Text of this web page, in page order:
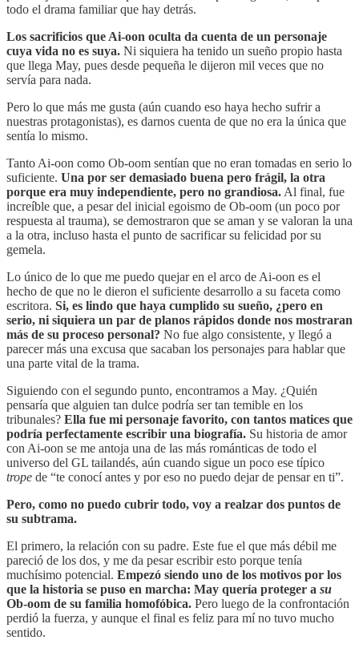
todo el drama familiar que hay detrás.
Los sacrificios que Ai-oon oculta da cuenta de un personaje
cuya vida no es suya. Ni siquiera ha tenido un sueño propio hasta
que llega May, pues desde pequeña le dijeron mil veces que no
servía para nada.
Pero lo que más me gusta (aún cuando eso haya hecho sufrir a
nuestras protagonistas), es darnos cuenta de que no era la única que
sentía lo mismo.
Tanto Ai-oon como Ob-oom sentían que no eran tomadas en serio lo
suficiente. Una por ser demasiado buena pero frágil, la otra
porque era muy independiente, pero no grandiosa. Al final, fue
increíble que, a pesar del inicial egoismo de Ob-oom (un poco por
respuesta al trauma), se demostraron que se aman y se valoran la una
a la otra, incluso hasta el punto de sacrificar su felicidad por su
gemela.
Lo único de lo que me puedo quejar en el arco de Ai-oon es el
hecho de que no le dieron el suficiente desarrollo a su faceta como
escritora. Si, es lindo que haya cumplido su sueño, ¿pero en
serio, ni siquiera un par de planos rápidos donde nos mostraran
más de su proceso personal? No fue algo consistente, y llegó a
parecer más una excusa que sacaban los personajes para hablar que
una parte vital de la trama.
Siguiendo con el segundo punto, encontramos a May. ¿Quién
pensaría que alguien tan dulce podría ser tan temible en los
tribunales? Ella fue mi personaje favorito, con tantos matices que
podría perfectamente escribir una biografía. Su historia de amor
con Ai-oon se me antoja una de las más románticas de todo el
universo del GL tailandés, aún cuando sigue un poco ese típico
trope de “te conocí antes y por eso no puedo dejar de pensar en ti”.
Pero, como no puedo cubrir todo, voy a realzar dos puntos de
su subtrama.
El primero, la relación con su padre. Este fue el que más débil me
pareció de los dos, y me da pesar escribir esto porque tenía
muchísimo potencial. Empezó siendo uno de los motivos por los
que la historia se puso en marcha: May quería proteger a su
Ob-oom de su familia homofóbica. Pero luego de la confrontación
perdió la fuerza, y aunque el final es feliz para mí no tuvo mucho
sentido.